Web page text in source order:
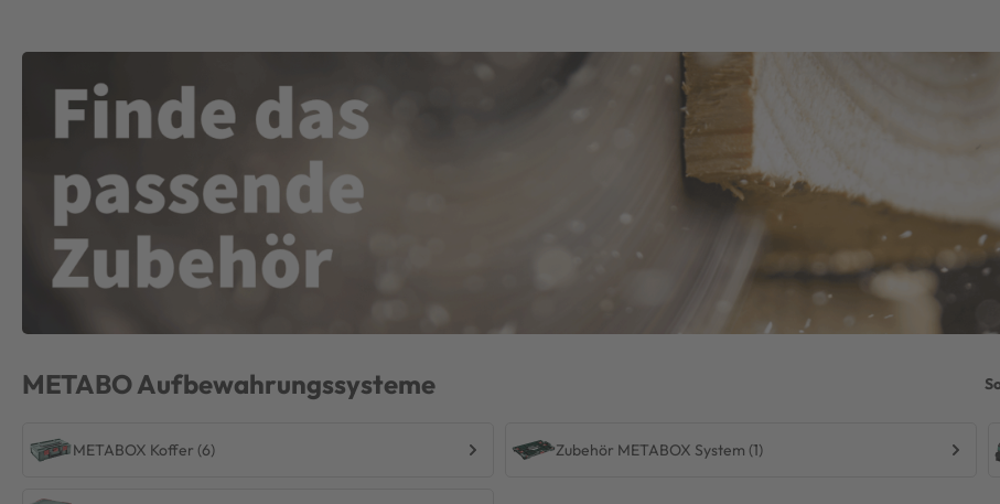
METABOAufbewahrungssysteme
METABOX Koffer (6) Zubehör METABOX System (1)